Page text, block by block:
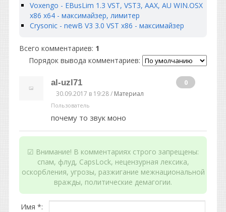
Voxengo - EBusLim 1.3 VST, VST3, AAX, AU WIN.OSX
x86 x64 - максимайзер, лимитер
Crysonic - newB V3 3.0 VST x86 - максимайзер
Всего комментариев: 1
Порядок вывода комментариев:
al-uzl71
30.09.2017 в 19:28 / Материал
Пользователь
почему то звук моно
0
☑ Внимание! В комментариях строго запрещены:
спам, флуд, CapsLock, нецензурная лексика,
оскорбления, угрозы, разжигание межнациональной
вражды, политические демагогии.
Имя *: